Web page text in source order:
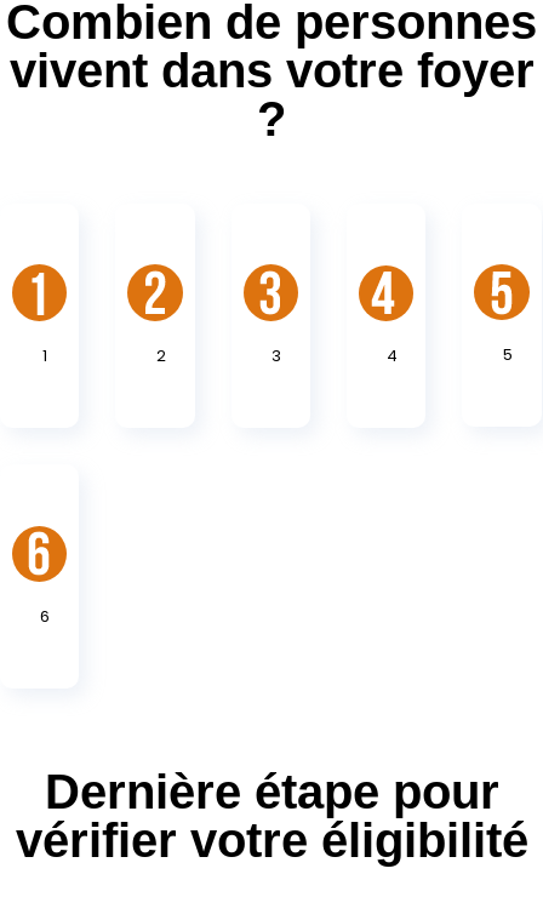
Combien de personnes
vivent dans votre foyer
?
1 2 3 4 5
6
Dernière étape pour
vérifier votre éligibilité